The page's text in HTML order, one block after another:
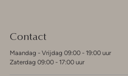
Contact
Maandag - Vrijdag 09:00 - 19:00 uur
Zaterdag 09:00 - 17:00 uur